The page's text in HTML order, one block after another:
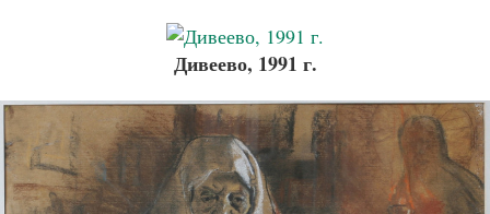
Дивеево, 1991 г.